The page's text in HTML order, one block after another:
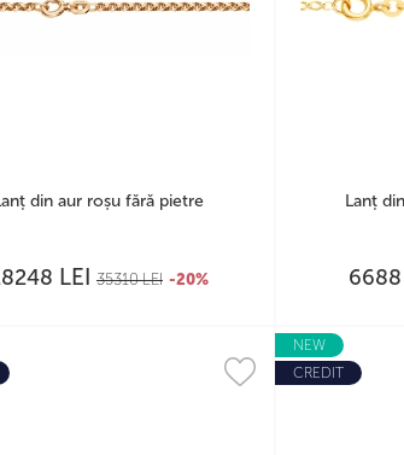
din aur roșu fără pietre
LEI 35310LEI -20%
Lanț
6688
NEW
CREDIT